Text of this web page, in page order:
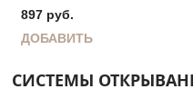
897 руб.
ДОБАВИТЬ
СИСТЕМЫ